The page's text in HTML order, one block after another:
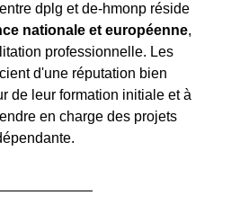
dplg et de-hmonp réside
nationale et européenne,
professionnelle. Les
d'une réputation bien
de leur formation initiale et à
en charge des projets